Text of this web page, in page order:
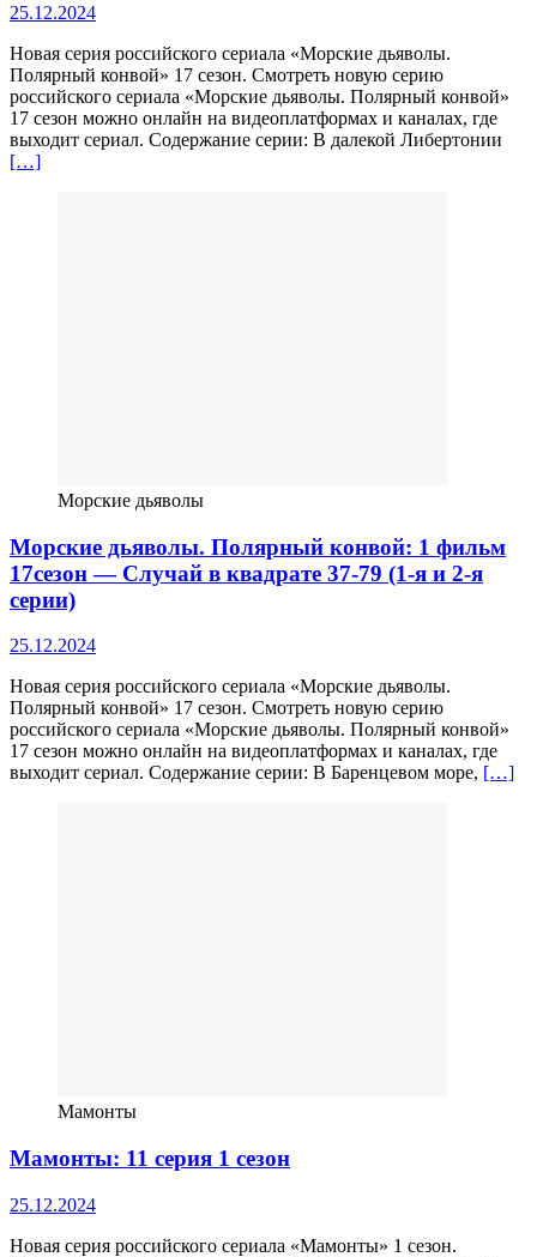
25.12.2024
Новая серия российского сериала «Морские дьяволы.
Полярный конвой» 17 сезон. Смотреть новую серию
российского сериала «Морские дьяволы. Полярный конвой»
17 сезон можно онлайн на видеоплатформах и каналах, где
выходит сериал. Содержание серии: В далекой Либертонии
[…]
Морские дьяволы
Морские дьяволы. Полярный конвой: 1 фильм
17сезон — Случай в квадрате 37-79 (1-я и 2-я
серии)
25.12.2024
Новая серия российского сериала «Морские дьяволы.
Полярный конвой» 17 сезон. Смотреть новую серию
российского сериала «Морские дьяволы. Полярный конвой»
17 сезон можно онлайн на видеоплатформах и каналах, где
выходит сериал. Содержание серии: В Баренцевом море, […]
Мамонты
Мамонты: 11 серия 1 сезон
25.12.2024
Новая серия российского сериала «Мамонты» 1 сезон.